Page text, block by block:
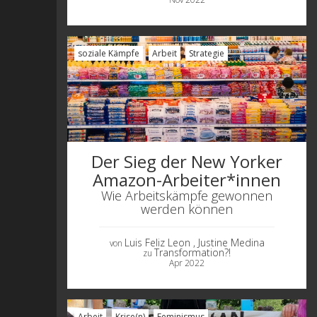
soziale Kämpfe Arbeit Strategie
Der Sieg der New Yorker
Amazon-Arbeiter*innen
Wie Arbeitskämpfe gewonnen
werden können
von Luis Feliz Leon , Justine Medina
zu Transformation?!
Apr 2022